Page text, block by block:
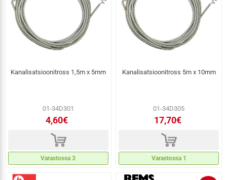
Kanalisatsioonitross 1,5m x 5mm
01-34D301
4,60€
d
Varastossa 3
Kanalisatsioonitross 5m x 10mm
01-34D305
17,70€
d
Varastossa 1